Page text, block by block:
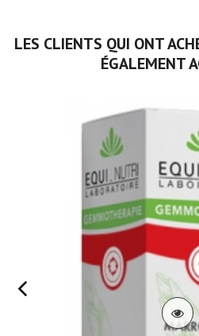
LES CLIENTS QUI ONT
ÉGALEMENT